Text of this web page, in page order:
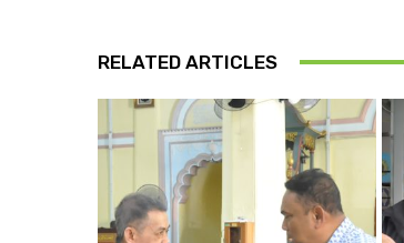
RELATED ARTICLES